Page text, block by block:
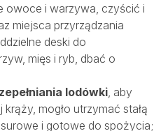
owoce i warzywa, czyścić i
miejsca przyrządzania
deski do
mięs i ryb, dbać o
lodówki, aby
mogło utrzymać stałą
i gotowe do spożycia;